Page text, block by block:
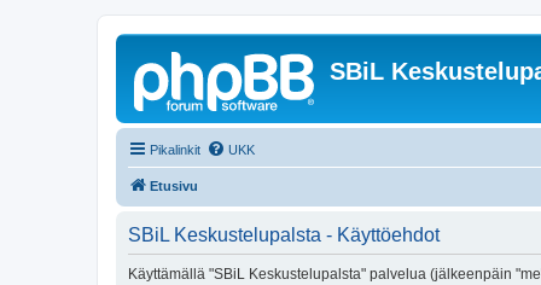
SBiL
Pikalinkit UKK
Etusivu
SBiL Keskustelupalsta - Käyttöehdot
Käyttämällä "SBiL Keskustelupalsta" palvelua (jälkeenpäin